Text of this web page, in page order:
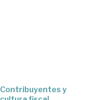
Contribuyentes y